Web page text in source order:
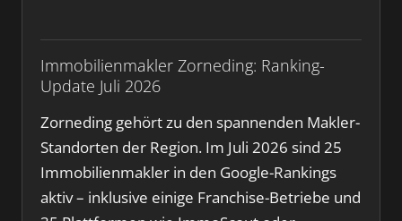
Immobilienmakler Zorneding: Ranking-
Update Juli 2026
Zorneding gehört zu den spannenden Makler-
Standorten der Region. Im Juli 2026 sind 25
Immobilienmakler in den Google-Rankings
aktiv – inklusive einige Franchise-Betriebe und